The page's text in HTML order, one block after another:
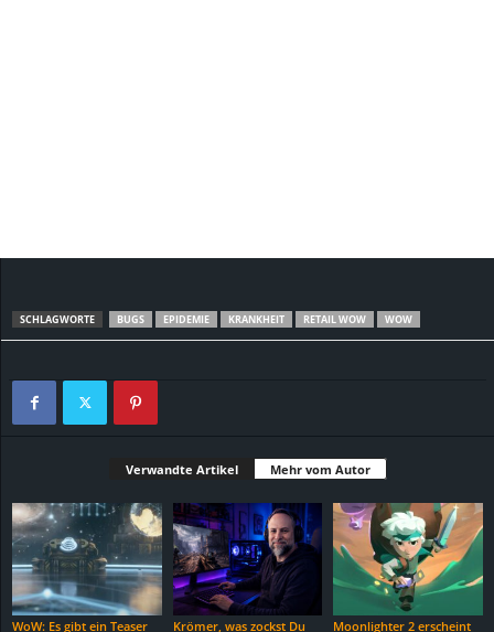
SCHLAGWORTE BUGS EPIDEMIE KRANKHEIT RETAIL WOW WOW
Verwandte Artikel Mehr vom Autor
WoW: Es gibt ein Teaser
Krömer, was zockst Du
Moonlighter 2 erscheint